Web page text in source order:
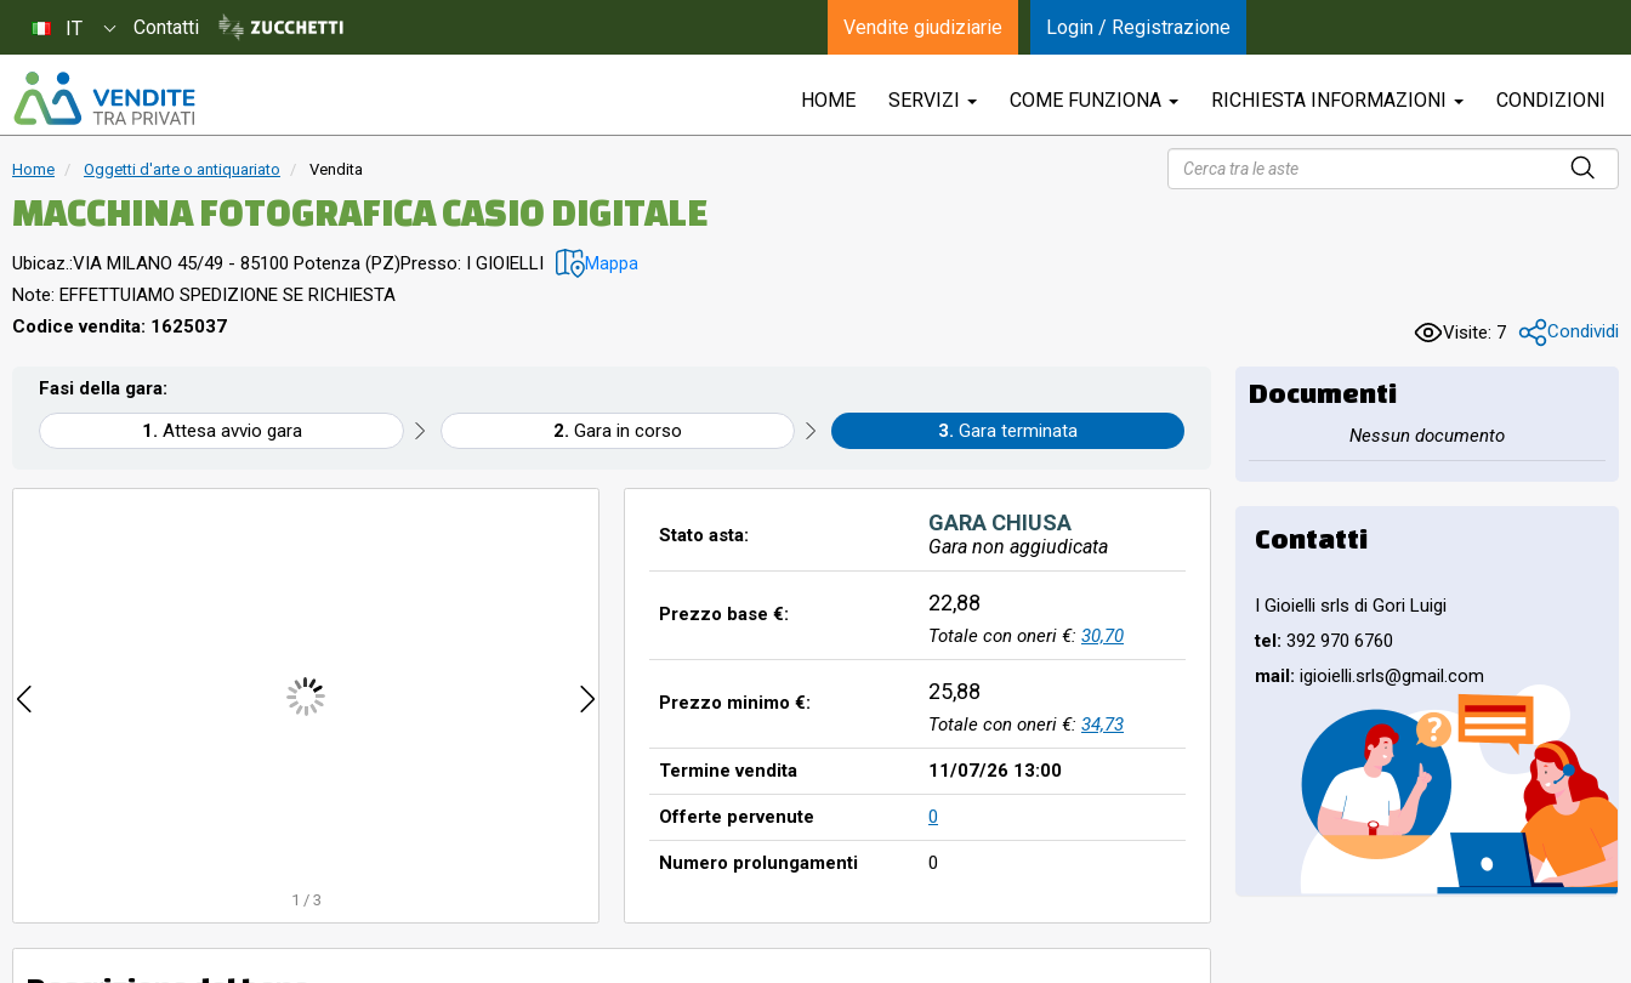
HOME SERVIZI COME FUNZIONA RICHIESTA INFORMAZIONI CONDIZIONI
Home Oggetti d'arte o antiquariato Vendita
MACCHINA FOTOGRAFICA CASIO DIGITALE
Ubicaz.:VIA MILANO 45/49 - 85100 Potenza (PZ)Presso: I GIOIELLI Mappa
Note: EFFETTUIAMO SPEDIZIONE SE RICHIESTA
Codice vendita: 1625037
Visite: 7 Condividi
Fasi della gara:
Attesa avvio gara
Gara in corso Gara terminata
1 / 3
Stato asta: GARA CHIUSA
Gara non aggiudicata
Prezzo base €: 22,88
Totale con oneri €: 30,70
Prezzo minimo €: 25,88
Totale con oneri €: 34,73
Termine vendita 11/07/26 13:00
Offerte pervenute 0
Numero prolungamenti 0
Documenti
Nessun documento
Contatti
I Gioielli srls di Gori Luigi
tel: 392 970 6760
mail: igioielli.srls@gmail.com
IT Contatti Vendite giudiziarie Login / Registrazione